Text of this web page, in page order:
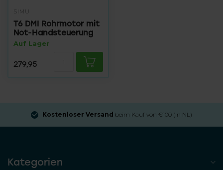
SIMU
T6 DMI Rohrmotor mit
Not-Handsteuerung
Auf Lager
279,95
Kostenloser Versand beim Kauf von €100 (in NL)
Kategorien